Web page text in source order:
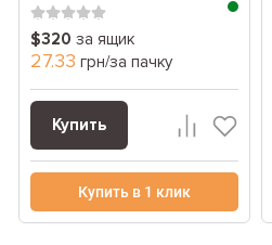
$320 за ящик
27.33 грн/за пачку
Купить
Купить в 1 клик